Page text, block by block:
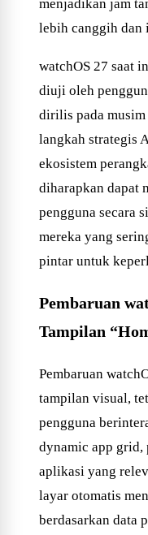
menjadikan jam
lebih canggih
watchOS 27 saat
diuji oleh
dirilis pada musim
langkah strategis
ekosistem
diharapkan dapat
pengguna secara
mereka yang
pintar untuk
Pembaruan
Tampilan
Pembaruan
tampilan visual,
pengguna
dynamic app grid,
aplikasi yang
layar otomatis
berdasarkan data